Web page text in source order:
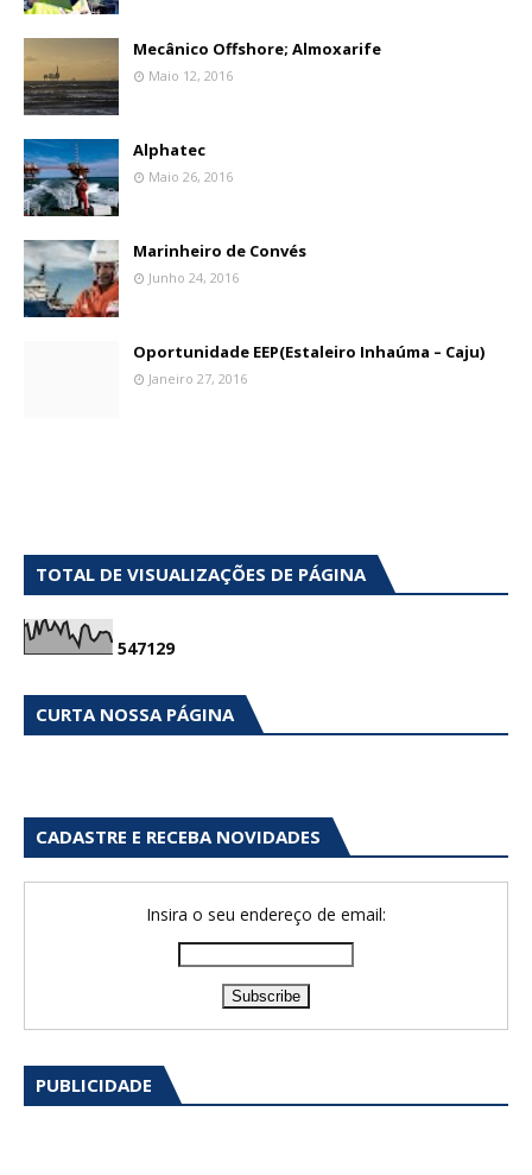
Mecânico Offshore; Almoxarife
Maio 12, 2016
Alphatec
Maio 26, 2016
Marinheiro de Convés
Junho 24, 2016
Oportunidade EEP(Estaleiro Inhaúma – Caju)
Janeiro 27, 2016
TOTAL DE VISUALIZAÇÕES DE PÁGINA
547129
CURTA NOSSA PÁGINA
CADASTRE E RECEBA NOVIDADES
Insira o seu endereço de email:
PUBLICIDADE